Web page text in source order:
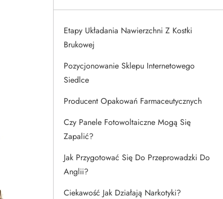
Etapy Układania Nawierzchni Z Kostki
Brukowej
Pozycjonowanie Sklepu Internetowego
Siedlce
Producent Opakowań Farmaceutycznych
Czy Panele Fotowoltaiczne Mogą Się
Zapalić?
Jak Przygotować Się Do Przeprowadzki Do
Anglii?
Ciekawość Jak Działają Narkotyki?